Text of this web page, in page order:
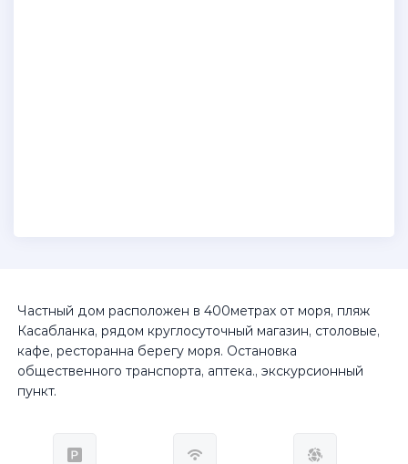
Частный дом расположен в 400метрах от моря, пляж
Касабланка, рядом круглосуточный магазин, столовые,
кафе, ресторанна берегу моря. Остановка
общественного транспорта, аптека., экскурсионный
пункт.